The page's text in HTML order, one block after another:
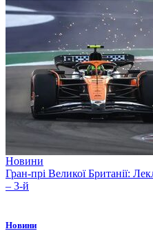
Новини
Гран-прі Великої Британії:
– 3-й
Новини